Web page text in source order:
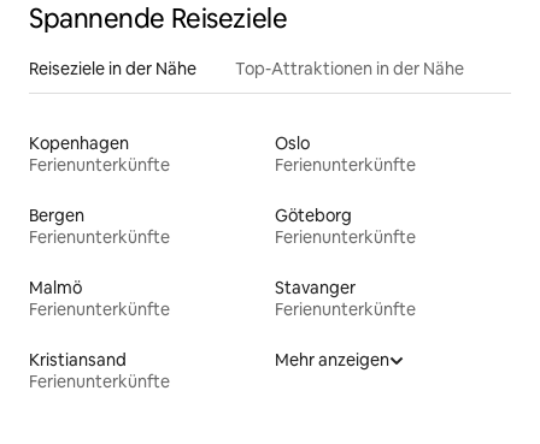
Spannende Reiseziele
Reiseziele in der Nähe Top-Attraktionen in der Nähe
Kopenhagen
Ferienunterkünfte
Oslo
Ferienunterkünfte
Bergen
Ferienunterkünfte
Göteborg
Ferienunterkünfte
Malmö
Ferienunterkünfte
Stavanger
Ferienunterkünfte
Kristiansand
Ferienunterkünfte
Mehr anzeigen